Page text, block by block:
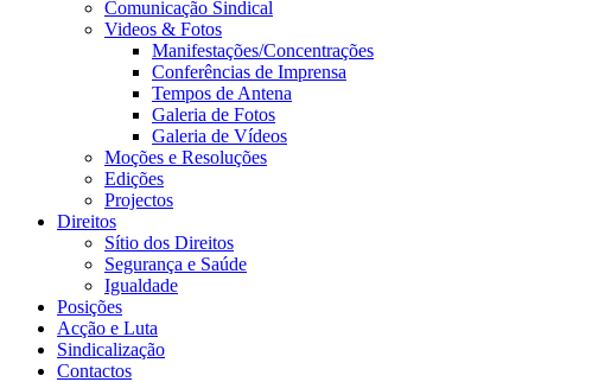
Comunicação Sindical
Videos & Fotos
Manifestações/Concentrações
Conferências de Imprensa
Tempos de Antena
Galeria de Fotos
Galeria de Vídeos
Moções e Resoluções
Edições
Projectos
Direitos
Sítio dos Direitos
Segurança e Saúde
Igualdade
Posições
Acção e Luta
Sindicalização
Contactos